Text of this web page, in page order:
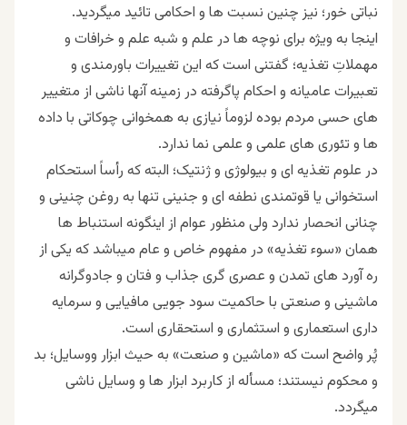
نباتی خور؛ نیز چنین نسبت ها و احکامی تائید میگردید.
اینجا به ویژه برای نوچه ها در علم و شبه علم و خرافات و
مهملاتِ تغذیه؛ گفتنی است که این تغییرات باورمندی و
تعبیرات عامیانه و احکام پاگرفته در زمینه آنها ناشی از متغییر
های حسی مردم بوده لزوماً نیازی به همخوانی چوکاتی با داده
ها و تئوری های علمی و علمی نما ندارد.
در علوم تغذیه ای و بیولوژی و ژنتیک؛ البته که رأساً استحکام
استخوانی یا قوتمندی نطفه ای و جنینی تنها به روغن چنینی و
چنانی انحصار ندارد ولی منظور عوام از اینگونه استنباط ها
همان «سوء تغذیه» در مفهوم خاص و عام میباشد که یکی از
ره آورد های تمدن و عصری گری جذاب و فتان و جادوگرانه
ماشینی و صنعتی با حاکمیت سود جویی مافیایی و سرمایه
داری استعماری و استثماری و استحقاری است.
پُر واضح است که «ماشین و صنعت» به حیث ابزار ووسایل؛ بد
و محکوم نیستند؛ مسأله از کاربرد ابزار ها و وسایل ناشی
میگردد.